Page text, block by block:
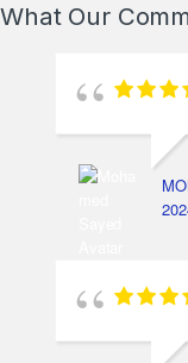
What Our